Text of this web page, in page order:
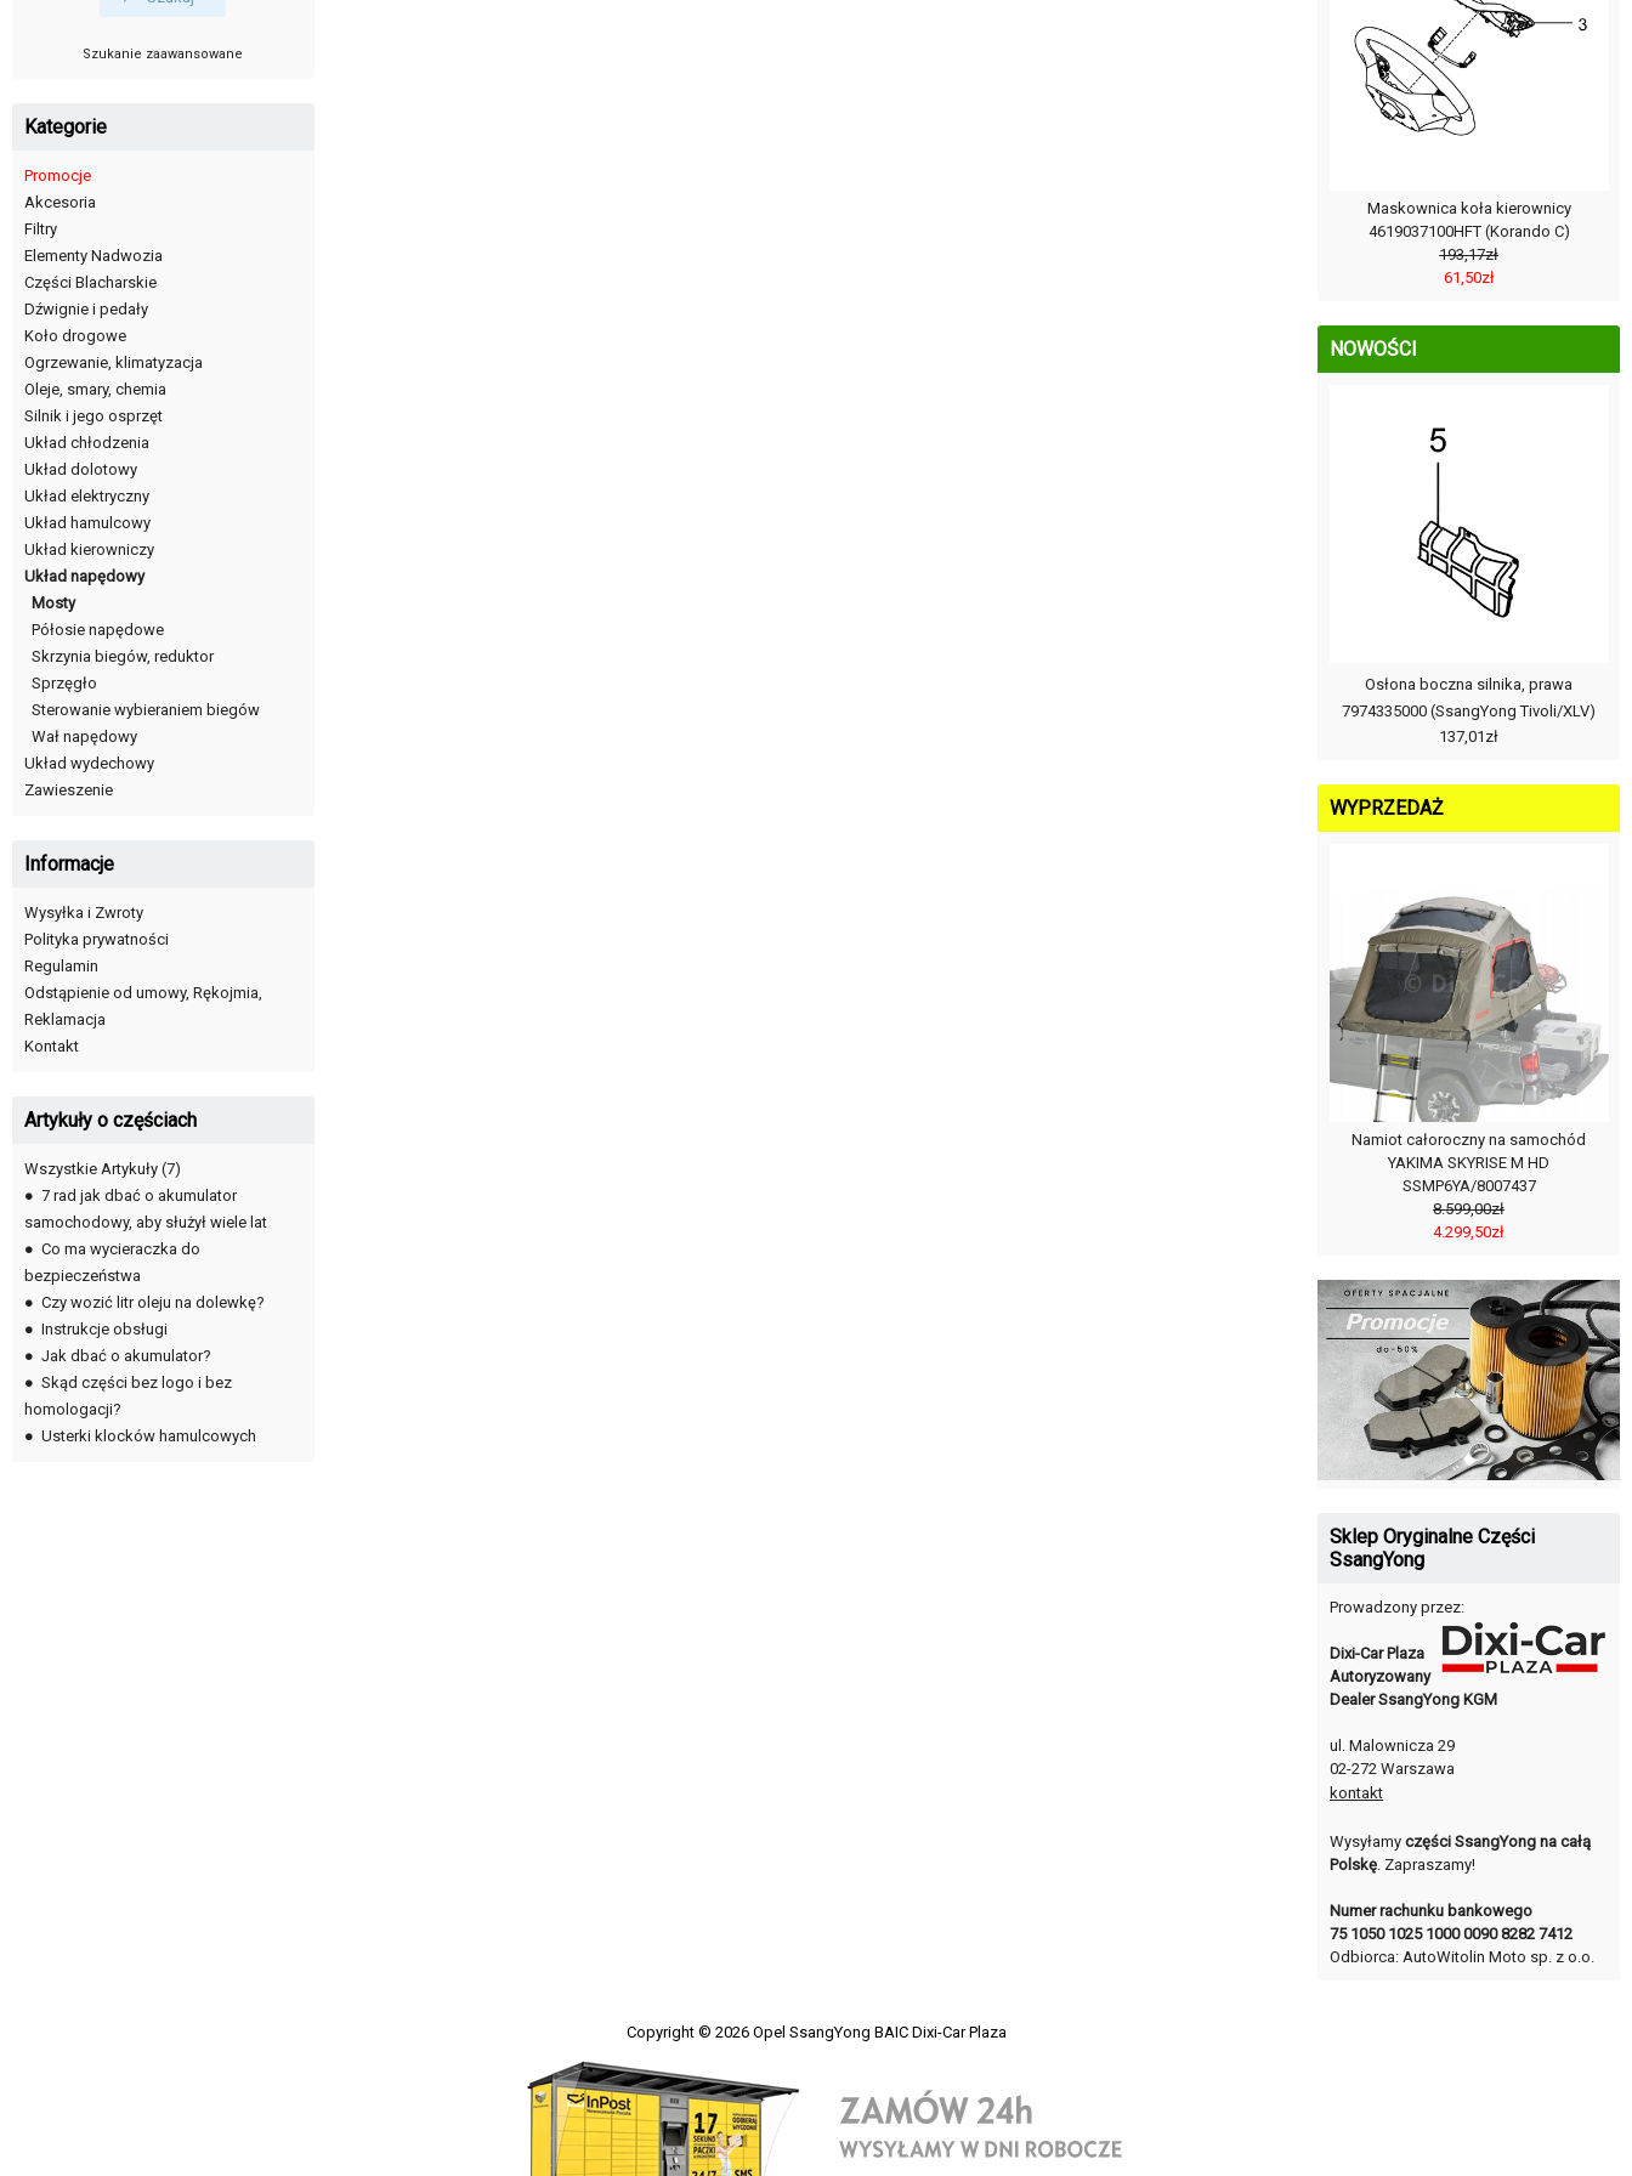
Szukanie zaawansowane
Kategorie
Promocje
Akcesoria
Filtry
Elementy Nadwozia
Części Blacharskie
Dźwignie i pedały
Koło drogowe
Ogrzewanie, klimatyzacja
Oleje, smary, chemia
Silnik i jego osprzęt
Układ chłodzenia
Układ dolotowy
Układ elektryczny
Układ hamulcowy
Układ kierowniczy
Układ napędowy
Mosty
Półosie napędowe
Skrzynia biegów, reduktor
Sprzęgło
Sterowanie wybieraniem biegów
Wał napędowy
Układ wydechowy
Zawieszenie
Informacje
Wysyłka i Zwroty
Polityka prywatności
Regulamin
Odstąpienie od umowy, Rękojmia,
Reklamacja
Kontakt
Artykuły o częściach
Wszystkie Artykuły (7)
● 7 rad jak dbać o akumulator
samochodowy, aby służył wiele lat
● Co ma wycieraczka do
bezpieczeństwa
● Czy wozić litr oleju na dolewkę?
● Instrukcje obsługi
● Jak dbać o akumulator?
● Skąd części bez logo i bez
homologacji?
● Usterki klocków hamulcowych
Maskownica koła kierownicy
4619037100HFT (Korando C)
193,17zł
61,50zł
NOWOŚCI
Osłona boczna silnika, prawa
7974335000 (SsangYong Tivoli/XLV)
137,01zł
WYPRZEDAŻ
Namiot całoroczny na samochód
YAKIMA SKYRISE M HD
SSMP6YA/8007437
8.599,00zł
4.299,50zł
Sklep Oryginalne Części
SsangYong
Prowadzony przez:
Dixi-Car Plaza
Autoryzowany
Dealer SsangYong KGM
ul. Malownicza 29
02-272 Warszawa
kontakt
Wysyłamyczęści SsangYong na całą
Polskę. Zapraszamy!
Numer rachunku bankowego
75 1050 1025 1000 0090 8282 7412
Odbiorca: AutoWitolin Moto sp. z o.o.
Copyright © 2026 Opel SsangYong BAIC Dixi-Car Plaza